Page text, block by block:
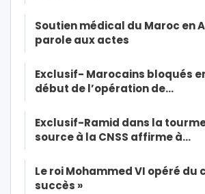
Soutien médical du Maroc en
parole aux actes
Exclusif- Marocains bloqués
début de l’opération de…
Exclusif-Ramid dans la
source à la CNSS affirme à…
Le roi Mohammed VI opéré du
succès »